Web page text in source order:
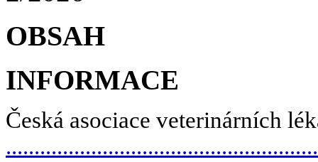
OBSAH
INFORMACE
Česká asociace veterinárních